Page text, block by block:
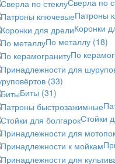
Патроны
Коронки
По металлу (18)
По
(33)
Биты (31)
Стойки